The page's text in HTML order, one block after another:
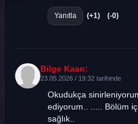
Yanıtla (+1) (-0)
Bilge Kaan:
23.05.2026 / 19:32 tarihinde
Okudukça
ediyorum.. ..... Bölüm
sağlık..